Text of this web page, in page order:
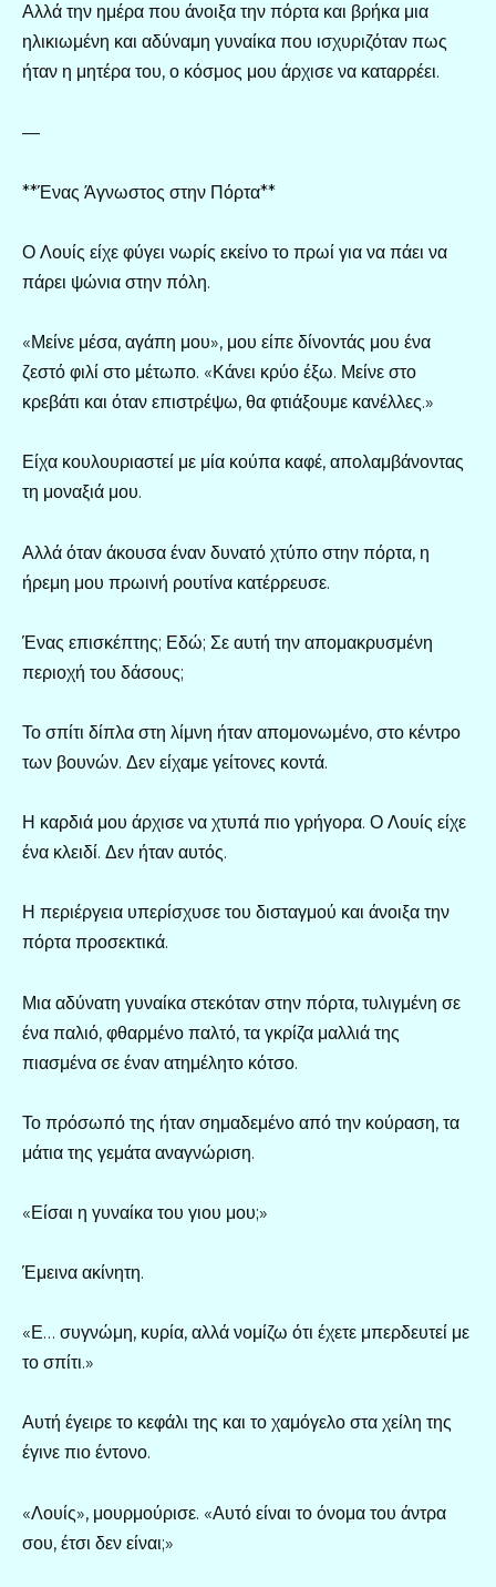
Αλλά την ημέρα που άνοιξα την πόρτα και βρήκα μια
ηλικιωμένη και αδύναμη γυναίκα που ισχυριζόταν πως
ήταν η μητέρα του, ο κόσμος μου άρχισε να καταρρέει.
—
**Ένας Άγνωστος στην Πόρτα**
Ο Λουίς είχε φύγει νωρίς εκείνο το πρωί για να πάει να
πάρει ψώνια στην πόλη.
«Μείνε μέσα, αγάπη μου», μου είπε δίνοντάς μου ένα
ζεστό φιλί στο μέτωπο. «Κάνει κρύο έξω. Μείνε στο
κρεβάτι και όταν επιστρέψω, θα φτιάξουμε κανέλλες.»
Είχα κουλουριαστεί με μία κούπα καφέ, απολαμβάνοντας
τη μοναξιά μου.
Αλλά όταν άκουσα έναν δυνατό χτύπο στην πόρτα, η
ήρεμη μου πρωινή ρουτίνα κατέρρευσε.
Ένας επισκέπτης; Εδώ; Σε αυτή την απομακρυσμένη
περιοχή του δάσους;
Το σπίτι δίπλα στη λίμνη ήταν απομονωμένο, στο κέντρο
των βουνών. Δεν είχαμε γείτονες κοντά.
Η καρδιά μου άρχισε να χτυπά πιο γρήγορα. Ο Λουίς είχε
ένα κλειδί. Δεν ήταν αυτός.
Η περιέργεια υπερίσχυσε του δισταγμού και άνοιξα την
πόρτα προσεκτικά.
Μια αδύνατη γυναίκα στεκόταν στην πόρτα, τυλιγμένη σε
ένα παλιό, φθαρμένο παλτό, τα γκρίζα μαλλιά της
πιασμένα σε έναν ατημέλητο κότσο.
Το πρόσωπό της ήταν σημαδεμένο από την κούραση, τα
μάτια της γεμάτα αναγνώριση.
«Είσαι η γυναίκα του γιου μου;»
Έμεινα ακίνητη.
«Ε… συγνώμη, κυρία, αλλά νομίζω ότι έχετε μπερδευτεί με
το σπίτι.»
Αυτή έγειρε το κεφάλι της και το χαμόγελο στα χείλη της
έγινε πιο έντονο.
«Λουίς», μουρμούρισε. «Αυτό είναι το όνομα του άντρα
σου, έτσι δεν είναι;»